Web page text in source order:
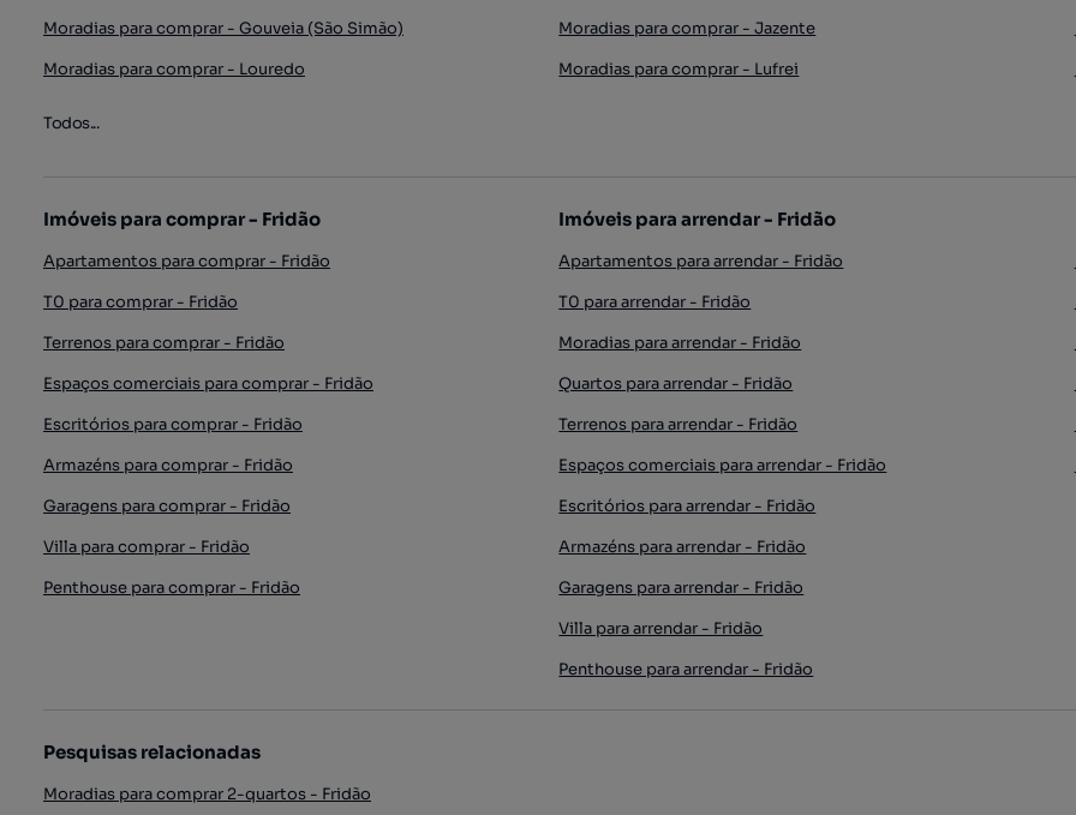
Moradias para comprar - Gouveia (São Simão)
Moradias para comprar - Jazente
Moradias para comprar - Louredo
Moradias para comprar - Lufrei
Todos...
Imóveis para comprar - Fridão
Apartamentos para comprar - Fridão
T0 para comprar - Fridão
Terrenos para comprar - Fridão
Espaços comerciais para comprar - Fridão
Escritórios para comprar - Fridão
Armazéns para comprar - Fridão
Garagens para comprar - Fridão
Villa para comprar - Fridão
Penthouse para comprar - Fridão
Imóveis para arrendar - Fridão
Apartamentos para arrendar - Fridão
T0 para arrendar - Fridão
Moradias para arrendar - Fridão
Quartos para arrendar - Fridão
Terrenos para arrendar - Fridão
Espaços comerciais para arrendar - Fridão
Escritórios para arrendar - Fridão
Armazéns para arrendar - Fridão
Garagens para arrendar - Fridão
Villa para arrendar - Fridão
Penthouse para arrendar - Fridão
Pesquisas relacionadas
Moradias para comprar 2-quartos - Fridão